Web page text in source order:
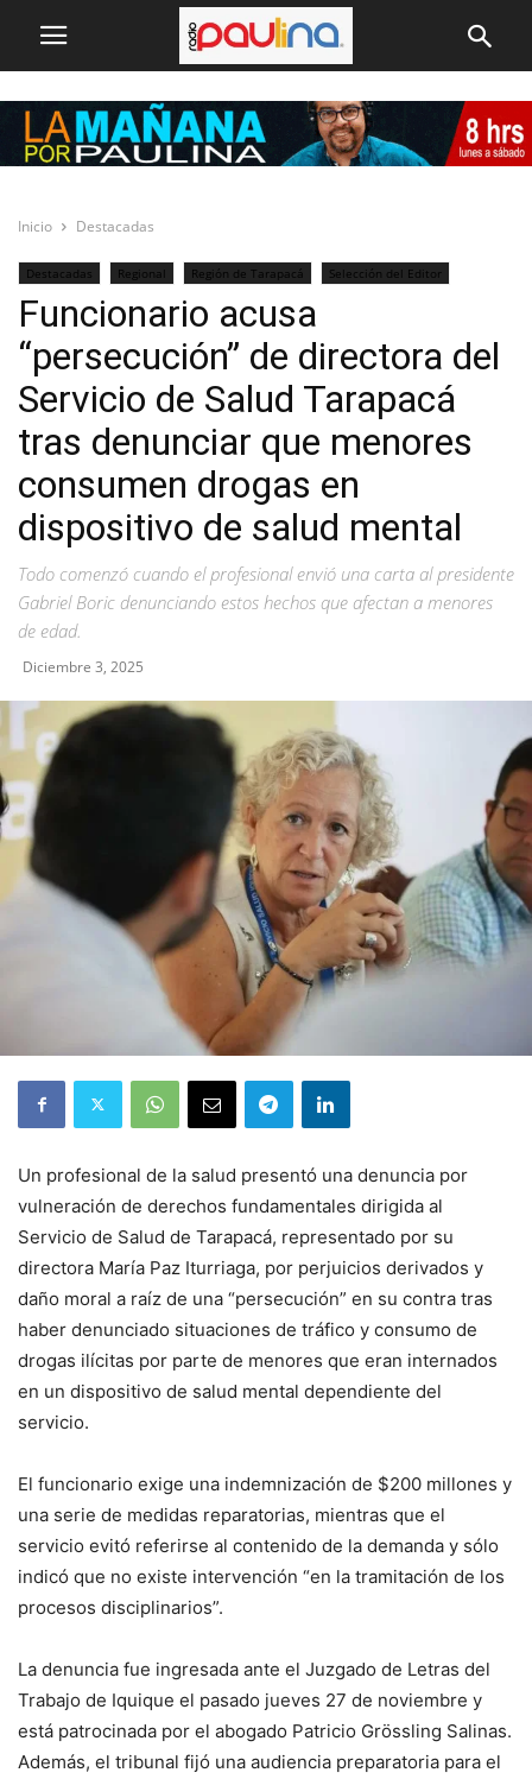
Inicio Destacadas
Destacadas Regional Región de Tarapacá Selección del Editor
Funcionario acusa
“persecución” de directora del
Servicio de Salud Tarapacá
tras denunciar que menores
consumen drogas en
dispositivo de salud mental
Todo comenzó cuando el profesional envió una carta al presidente
Gabriel Boric denunciando estos hechos que afectan a menores
de edad.
Diciembre 3, 2025
Un profesional de la salud presentó una denuncia por
vulneración de derechos fundamentales dirigida al
Servicio de Salud de Tarapacá, representado por su
directora María Paz Iturriaga, por perjuicios derivados y
daño moral a raíz de una “persecución” en su contra tras
haber denunciado situaciones de tráfico y consumo de
drogas ilícitas por parte de menores que eran internados
en un dispositivo de salud mental dependiente del
servicio.
El funcionario exige una indemnización de $200 millones y
una serie de medidas reparatorias, mientras que el
servicio evitó referirse al contenido de la demanda y sólo
indicó que no existe intervención “en la tramitación de los
procesos disciplinarios”.
La denuncia fue ingresada ante el Juzgado de Letras del
Trabajo de Iquique el pasado jueves 27 de noviembre y
está patrocinada por el abogado Patricio Grössling Salinas.
Además, el tribunal fijó una audiencia preparatoria para el